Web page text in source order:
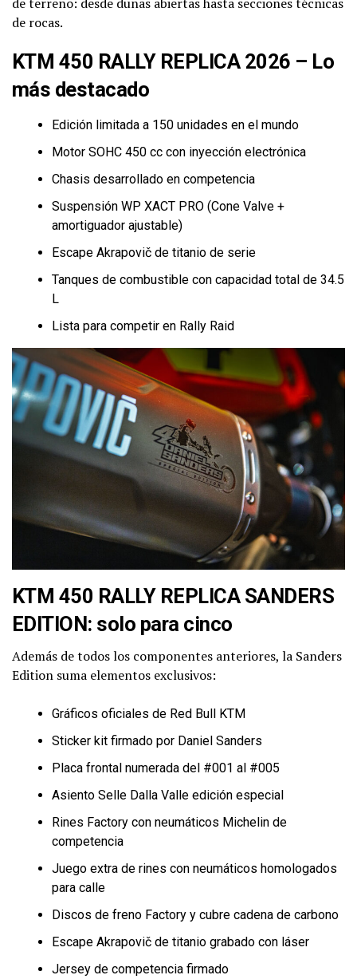
de rocas.
KTM 450 RALLY REPLICA 2026 – Lo
más destacado
Edición limitada a 150 unidades en el mundo
Motor SOHC 450 cc con inyección electrónica
Chasis desarrollado en competencia
Suspensión WP XACT PRO (Cone Valve +
amortiguador ajustable)
Escape Akrapovič de titanio de serie
Tanques de combustible con capacidad total de 34.5
L
Lista para competir en Rally Raid
KTM 450 RALLY REPLICA SANDERS
EDITION: solo para cinco
Además de todos los componentes anteriores, la Sanders
Edition suma elementos exclusivos:
Gráficos oficiales de Red Bull KTM
Sticker kit firmado por Daniel Sanders
Placa frontal numerada del #001 al #005
Asiento Selle Dalla Valle edición especial
Rines Factory con neumáticos Michelin de
competencia
Juego extra de rines con neumáticos homologados
para calle
Discos de freno Factory y cubre cadena de carbono
Escape Akrapovič de titanio grabado con láser
Jersey de competencia firmado